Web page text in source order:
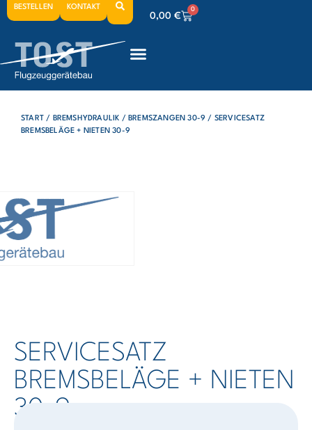
BESTELLEN KONTAKT
0,00 €
0
0,00€ 0
0,00€ 0
START / BREMSHYDRAULIK / BREMSZANGEN 30-9 / SERVICESATZ
BREMSBELÄGE + NIETEN 30-9
SERVICESATZ
BREMSBELÄGE + NIETEN
30-9